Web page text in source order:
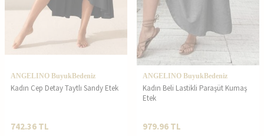
ANGELINO BuyukBedeniz
Kadın Cep Detay Taytlı Sandy Etek
742.36 TL
ANGELINO BuyukBedeniz
Kadın Beli Lastikli Paraşüt Kumaş
Etek
979.96 TL